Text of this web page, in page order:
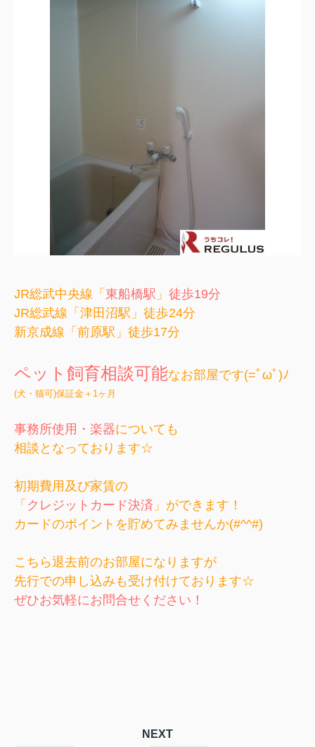
JR総武中央線「 東船橋駅 」 徒歩19分
JR総武線「津田沼駅」徒歩24分
新京成線「前原駅」徒歩17分
ペット飼育相談可能なお部屋です(=ﾟωﾟ)ﾉ
(犬・猫可)保証金＋1ヶ月
事務所使用・楽器についても
相談となっております☆
初期費用及び家賃の
「 クレジットカード決済 」ができます！
カードのポイントを貯めてみませんか(#^^#)
こちら退去前のお部屋になりますが
先行での申し込みも受け付けております☆
ぜひお気軽にお問合せください！
NEXT